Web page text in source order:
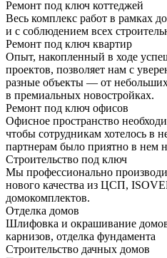
Ремонт под ключ коттеджей
Весь комплекс работ в рамках
и с соблюдением всех
Ремонт под ключ квартир
Опыт, накопленный в ходе
проектов, позволяет нам с
разные объекты — от
в премиальных новостройках.
Ремонт под ключ офисов
Офисное пространство
чтобы сотрудникам хотелось в
партнерам было приятно в нем
Строительство под ключ
Мы профессионально
нового качества из ЦСП,
домокомплектов.
Отделка домов
Шлифовка и окрашивание
карнизов, отделка фундамента
Строительство дачных домов